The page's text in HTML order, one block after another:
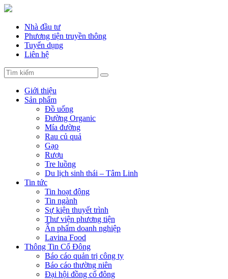
Nhà đầu tư
Phương tiện truyền thông
Tuyển dụng
Liên hệ
Giới thiệu
Sản phẩm
Đồ uống
Đường Organic
Mía đường
Rau củ quả
Gạo
Rượu
Tre luồng
Du lịch sinh thái – Tâm Linh
Tin tức
Tin hoạt động
Tin ngành
Sự kiện thuyết trình
Thư viện phương tiện
Ấn phẩm doanh nghiệp
Lavina Food
Thông Tin Cổ Đông
Báo cáo quản trị công ty
Báo cáo thường niên
Đại hội đồng cổ đông